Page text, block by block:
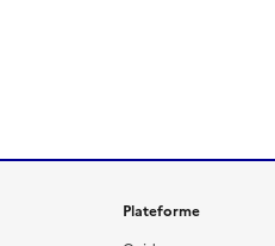
Plateforme